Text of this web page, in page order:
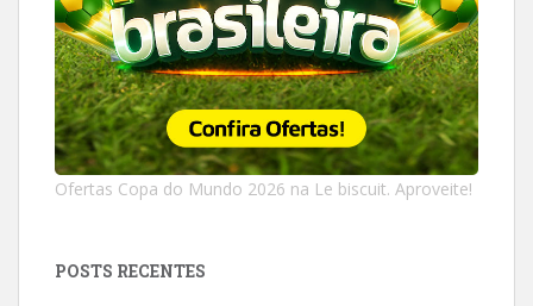
Ofertas Copa do Mundo 2026 na Le biscuit. Aproveite!
POSTS RECENTES